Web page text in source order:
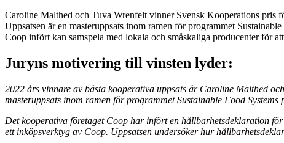
Caroline Malthed och Tuva Wrenfelt vinner Svensk Kooperations pris
Uppsatsen är en masteruppsats inom ramen för programmet
Coop infört kan samspela med lokala och småskaliga producenter för
Juryns motivering till vinsten lyder:
2022 års vinnare av bästa kooperativa uppsats är Caroline Malthed
masteruppsats inom ramen för programmet Sustainable Food Systems
Det kooperativa företaget Coop har infört en hållbarhetsdeklaration
ett inköpsverktyg av Coop. Uppsatsen undersöker hur